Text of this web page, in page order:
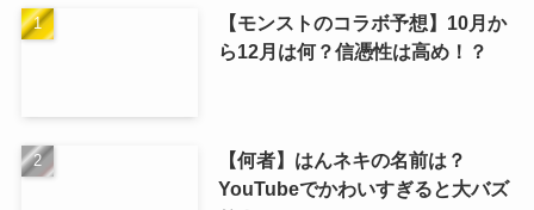
【モンストのコラボ予想】10月か
ら12月は何？信憑性は高め！？
【何者】はんネキの名前は？
YouTubeでかわいすぎると大バズ